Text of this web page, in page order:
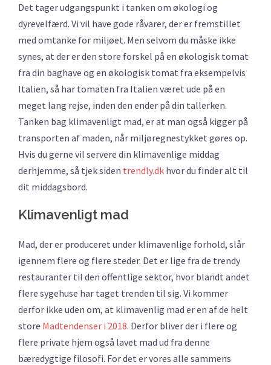
Det tager udgangspunkt i tanken om økologi og
dyrevelfærd. Vi vil have gode råvarer, der er fremstillet
med omtanke for miljøet. Men selvom du måske ikke
synes, at der er den store forskel på en økologisk tomat
fra din baghave og en økologisk tomat fra eksempelvis
Italien, så har tomaten fra Italien været ude på en
meget lang rejse, inden den ender på din tallerken.
Tanken bag klimavenligt mad, er at man også kigger på
transporten af maden, når miljøregnestykket gøres op.
Hvis du gerne vil servere din klimavenlige middag
derhjemme, så tjek siden trendly.dk hvor du finder alt til
dit middagsbord.
Klimavenligt mad
Mad, der er produceret under klimavenlige forhold, slår
igennem flere og flere steder. Det er lige fra de trendy
restauranter til den offentlige sektor, hvor blandt andet
flere sygehuse har taget trenden til sig. Vi kommer
derfor ikke uden om, at klimavenlig mad er en af de helt
store Madtendenser i 2018. Derfor bliver der i flere og
flere private hjem også lavet mad ud fra denne
bæredygtige filosofi. For det er vores alle sammens